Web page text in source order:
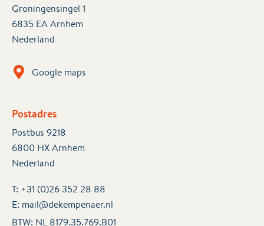
Groningensingel 1
6835 EA Arnhem
Nederland
Google maps
Postadres
Postbus 9218
6800 HX Arnhem
Nederland
T: +31 (0)26 352 28 88
E: mail@dekempenaer.nl
BTW: NL 8179.35.769.B01